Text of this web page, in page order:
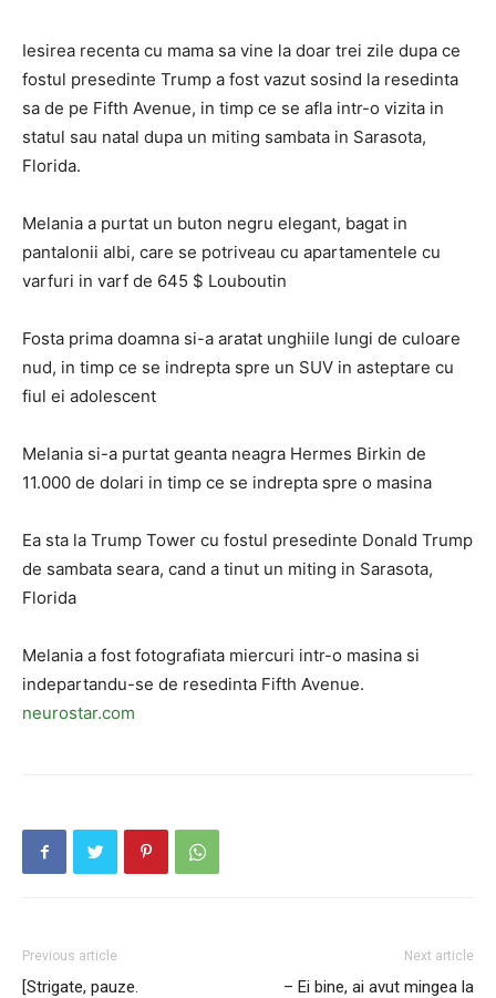
Iesirea recenta cu mama sa vine la doar trei zile dupa ce
fostul presedinte Trump a fost vazut sosind la resedinta
sa de pe Fifth Avenue, in timp ce se afla intr-o vizita in
statul sau natal dupa un miting sambata in Sarasota,
Florida.
Melania a purtat un buton negru elegant, bagat in
pantalonii albi, care se potriveau cu apartamentele cu
varfuri in varf de 645 $ Louboutin
Fosta prima doamna si-a aratat unghiile lungi de culoare
nud, in timp ce se indrepta spre un SUV in asteptare cu
fiul ei adolescent
Melania si-a purtat geanta neagra Hermes Birkin de
11.000 de dolari in timp ce se indrepta spre o masina
Ea sta la Trump Tower cu fostul presedinte Donald Trump
de sambata seara, cand a tinut un miting in Sarasota,
Florida
Melania a fost fotografiata miercuri intr-o masina si
indepartandu-se de resedinta Fifth Avenue.
neurostar.com
Previous article
[Strigate, pauze.
Next article
– Ei bine, ai avut mingea la